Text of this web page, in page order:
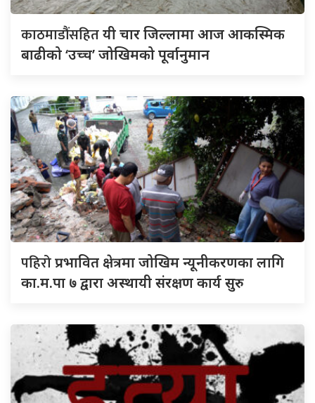
काठमाडौंसहितयी चार जिल्लामा आज आकस्मिक
बाढीको ‘उच्च’ जोखिमको पूर्वानुमान
पहिरोप्रभावित क्षेत्रमा जोखिम न्यूनीकरणका लागि
का.म.पा ७ द्वारा अस्थायी संरक्षण कार्य सुरु